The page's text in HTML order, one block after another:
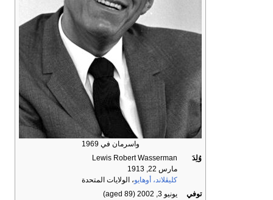
واسرمان في 1969
وُلِدَ
Lewis Robert Wasserman
مارس 22, 1913
كليڤلاند، أوهايو، الولايات المتحدة
توفي
يونيو 3, 2002
(aged 89)